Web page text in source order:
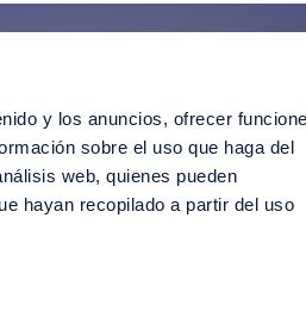
y los anuncios, ofrecer
sobre el uso que haga del
web, quienes pueden
hayan recopilado a partir del uso
novedades!
eventos y